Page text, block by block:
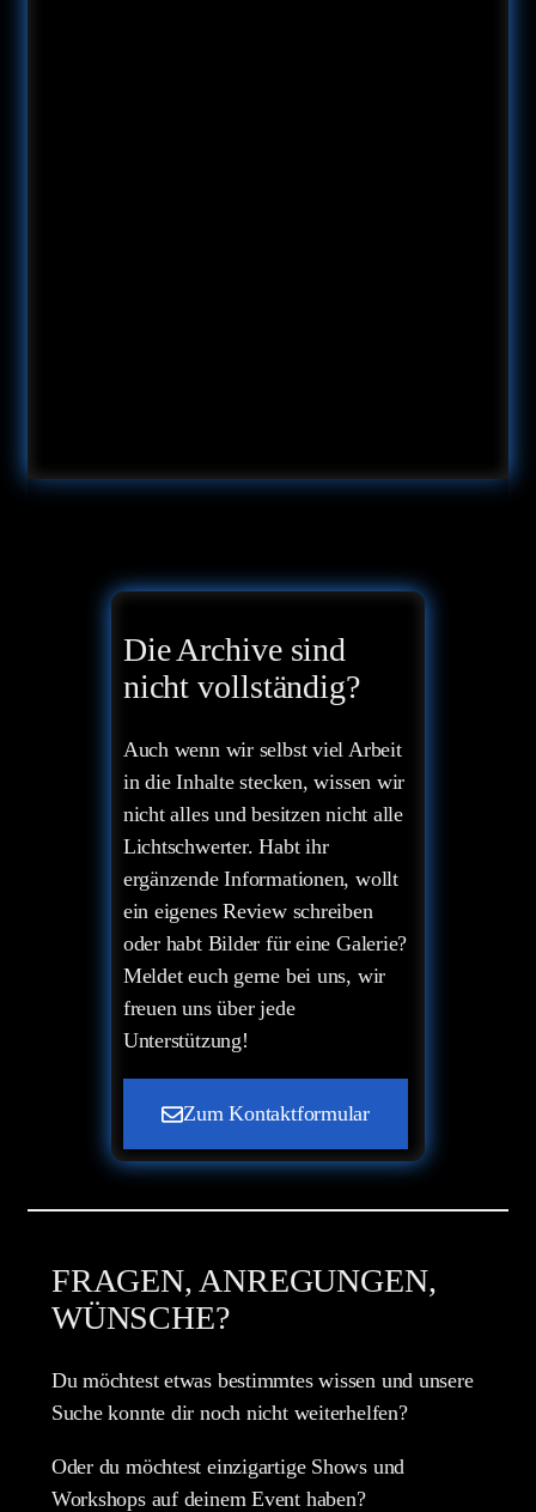
Die Archive sind
nicht vollständig?
Auch wenn wir selbst viel Arbeit
in die Inhalte stecken, wissen wir
nicht alles und besitzen nicht alle
Lichtschwerter. Habt ihr
ergänzende Informationen, wollt
ein eigenes Review schreiben
oder habt Bilder für eine Galerie?
Meldet euch gerne bei uns, wir
freuen uns über jede
Unterstützung!
Zum Kontaktformular
FRAGEN, ANREGUNGEN,
WÜNSCHE?
Du möchtest etwas bestimmtes wissen und unsere
Suche konnte dir noch nicht weiterhelfen?
Oder du möchtest einzigartige Shows und
Workshops auf deinem Event haben?